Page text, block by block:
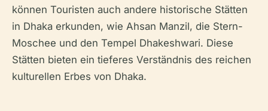
können Touristen auch andere historische Stätten
in Dhaka erkunden, wie Ahsan Manzil, die Stern-
Moschee und den Tempel Dhakeshwari. Diese
Stätten bieten ein tieferes Verständnis des reichen
kulturellen Erbes von Dhaka.